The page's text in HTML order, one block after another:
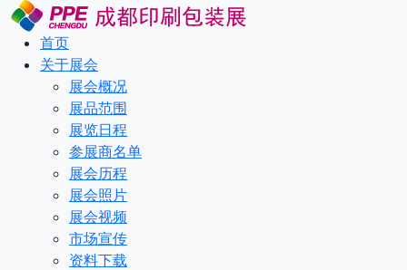
首页
关于展会
展会概况
展品范围
展览日程
参展商名单
展会历程
展会照片
展会视频
市场宣传
资料下载